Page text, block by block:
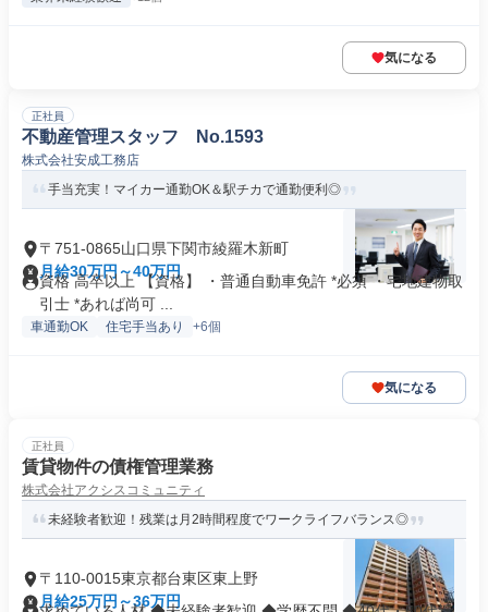
気になる
正社員
不動産管理スタッフ No.1593
株式会社安成工務店
手当充実！マイカー通勤OK＆駅チカで通勤便利◎
〒751-0865山口県下関市綾羅木新町
月給30万円～40万円
資格 高卒以上 【資格】 ・普通自動車免許 *必須 ・宅地建物取
引士 *あれば尚可 ...
車通勤OK 住宅手当あり +6個
気になる
正社員
賃貸物件の債権管理業務
株式会社アクシスコミュニティ
未経験者歓迎！残業は月2時間程度でワークライフバランス◎
〒110-0015東京都台東区東上野
月給25万円～36万円